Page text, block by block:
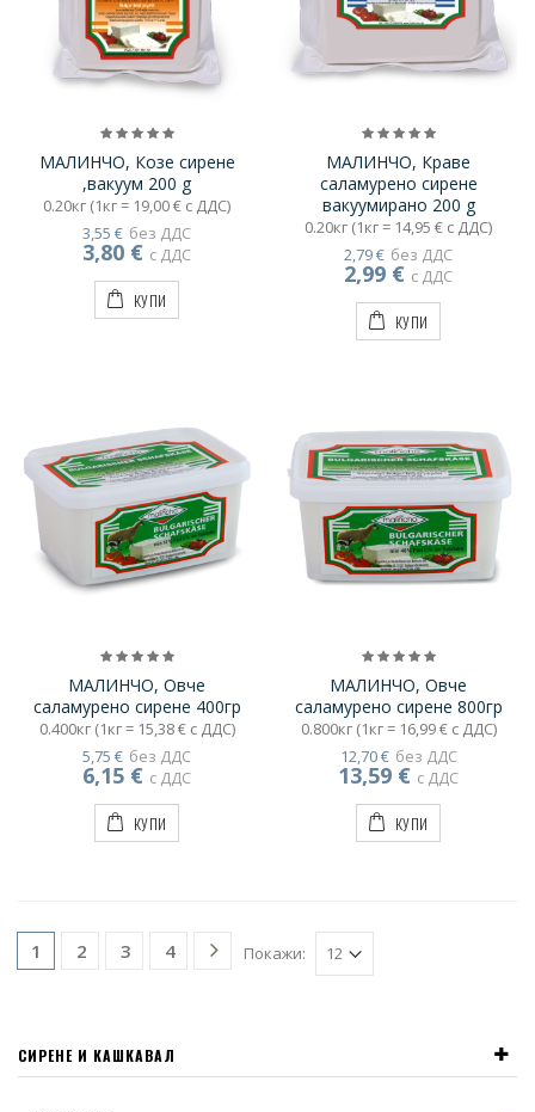
МАЛИНЧО, Козе сирене
,вакуум 200 g
0.20кг (1кг = 19,00 € с ДДС)
без ДДС
3,55 €
с ДДС
3,80 €
КУПИ
МАЛИНЧО, Краве
саламурено сирене
вакуумирано 200 g
0.20кг (1кг = 14,95 € с ДДС)
без ДДС
2,79 €
с ДДС
2,99 €
КУПИ
МАЛИНЧО, Овче
саламурено сирене 400гр
0.400кг (1кг = 15,38 € с ДДС)
без ДДС
5,75 €
с ДДС
6,15 €
КУПИ
МАЛИНЧО, Овче
саламурено сирене 800гр
0.800кг (1кг = 16,99 € с ДДС)
без ДДС
12,70 €
с ДДС
13,59 €
КУПИ
1 2 3 4 Покажи:
СИРЕНЕ И КАШКАВАЛ